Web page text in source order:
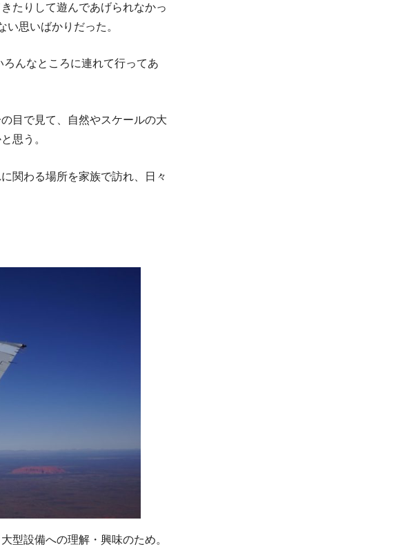
たりして遊んであげられなかっ
思いばかりだった。
んなところに連れて行ってあ
目で見て、自然やスケールの大
思う。
関わる場所を家族で訪れ、日々
型設備への理解・興味のため。